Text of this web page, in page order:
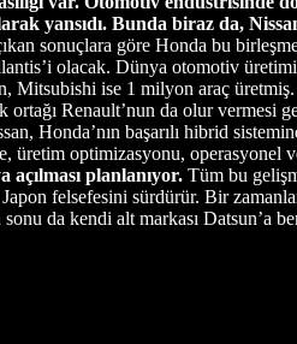
yansıdı. Bunda biraz da,
sonuçlara göre Honda bu
olacak. Dünya otomotiv
Mitsubishi ise 1 milyon araç
Renault’nun da olur vermesi
Honda’nın başarılı hibrid
üretim optimizasyonu, operasyonel
planlanıyor. Tüm bu
felsefesini sürdürür. Bir
da kendi alt markası Datsun’a